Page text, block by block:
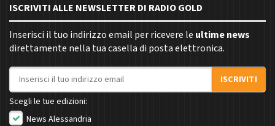
ISCRIVITI ALLE NEWSLETTER DI RADIO GOLD
Inserisci il tuo indirizzo email per ricevere le ultime news
direttamente nella tua casella di posta elettronica.
Indirizzo email
ISCRIVITI
Scegli le tue edizioni:
News Alessandria